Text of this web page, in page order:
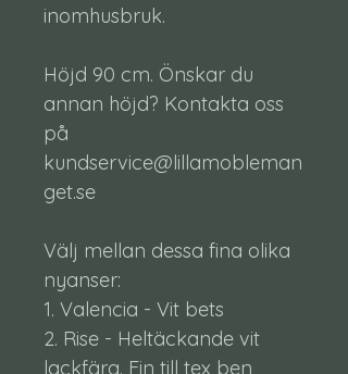
inomhusbruk.
Höjd 90 cm. Önskar du
annan höjd? Kontakta oss
på
kundservice@lillamobleman
get.se
Välj mellan dessa fina olika
nyanser:
1. Valencia - Vit bets
2. Rise - Heltäckande vit
lackfärg. Fin till tex ben